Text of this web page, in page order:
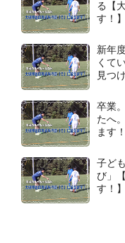
る【
す！】
新年
くて
見つ
卒業
たへ
ます！
子ど
び」
す！】